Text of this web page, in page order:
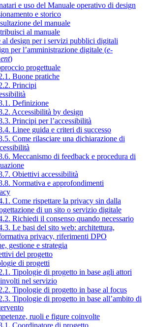
e uso del Manuale operativo di design
e storico
del manuale
al manuale
al design per i servizi pubblici digitali
per l’amministrazione digitale (e-
)
progettuale
Buone pratiche
Principi
Definizione
Accessibilità by design
Principi per l’accessibilità
Linee guida e criteri di successo
Come rilasciare una dichiarazione di
Meccanismo di feedback e procedura di
Obiettivi accessibilità
Normativa e approfondimenti
Come rispettare la privacy sin dalla
di un sito o servizio digitale
Richiedi il consenso quando necessario
Le basi del sito web: architettura,
privacy, riferimenti DPO
gestione e strategia
del progetto
di progetti
Tipologie di progetto in base agli attori
nel servizio
Tipologie di progetto in base al focus
Tipologie di progetto in base all’ambito di
ruoli e figure coinvolte
Coordinatore di progetto